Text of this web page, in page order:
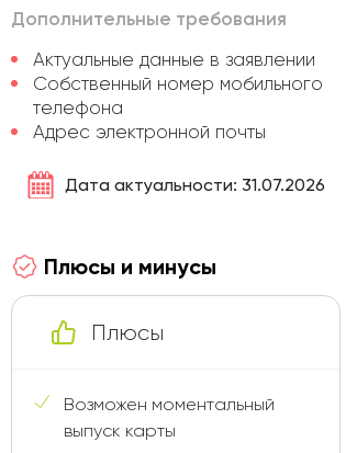
Дополнительные требования
Актуальные данные в заявлении
Собственный номер мобильного
телефона
Адрес электронной почты
Дата актуальности: 31.07.2026
Плюсы и минусы
Плюсы
Возможен моментальный
выпуск карты